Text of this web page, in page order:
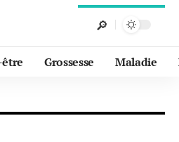
Grossesse Maladie